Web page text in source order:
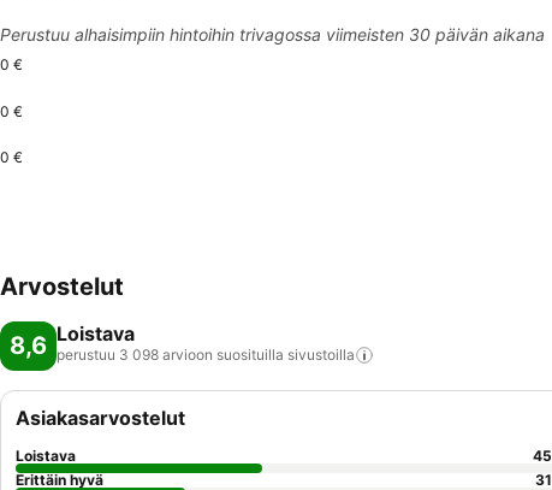
Perustuu alhaisimpiin hintoihin trivagossa viimeisten 30 päivän aikana
0 €
0 €
0 €
Arvostelut
8,6 Loistava
perustuu 3 098 arvioon suosituilla sivustoilla
Asiakasarvostelut
Loistava 45
Erittäin hyvä
31